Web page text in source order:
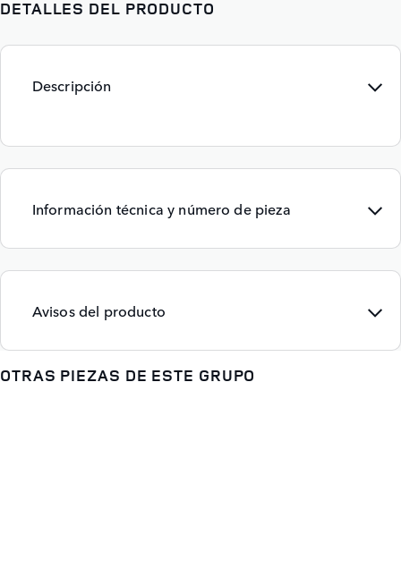
DETALLES DEL PRODUCTO
Descripción
Información técnica y número de pieza
Avisos del producto
OTRAS PIEZAS DE ESTE GRUPO